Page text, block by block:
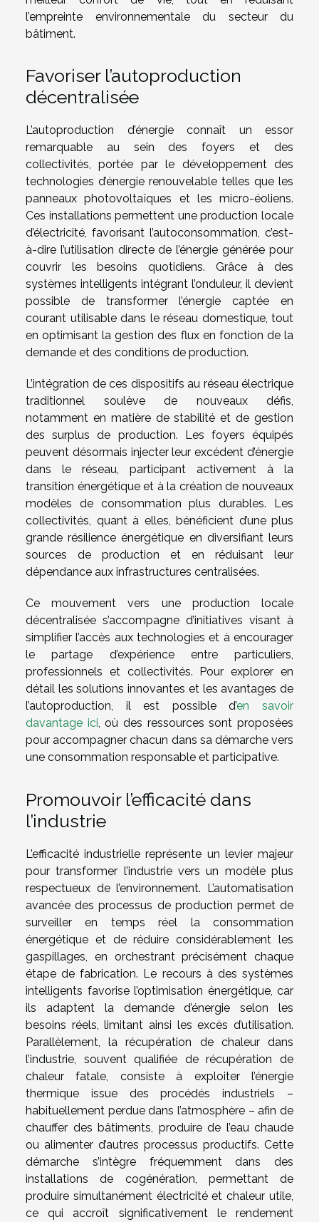
l’empreinte environnementale du secteur du
bâtiment.
Favoriser l’autoproduction
décentralisée
L’autoproduction d’énergie connaît un essor
remarquable au sein des foyers et des
collectivités, portée par le développement des
technologies d’énergie renouvelable telles que les
panneaux photovoltaïques et les micro-éoliens.
Ces installations permettent une production locale
d’électricité, favorisant l’autoconsommation, c’est-
à-dire l’utilisation directe de l’énergie générée pour
couvrir les besoins quotidiens. Grâce à des
systèmes intelligents intégrant l’onduleur, il devient
possible de transformer l’énergie captée en
courant utilisable dans le réseau domestique, tout
en optimisant la gestion des flux en fonction de la
demande et des conditions de production.
L’intégration de ces dispositifs au réseau électrique
traditionnel soulève de nouveaux défis,
notamment en matière de stabilité et de gestion
des surplus de production. Les foyers équipés
peuvent désormais injecter leur excédent d’énergie
dans le réseau, participant activement à la
transition énergétique et à la création de nouveaux
modèles de consommation plus durables. Les
collectivités, quant à elles, bénéficient d’une plus
grande résilience énergétique en diversifiant leurs
sources de production et en réduisant leur
dépendance aux infrastructures centralisées.
Ce mouvement vers une production locale
décentralisée s’accompagne d’initiatives visant à
simplifier l’accès aux technologies et à encourager
le partage d’expérience entre particuliers,
professionnels et collectivités. Pour explorer en
détail les solutions innovantes et les avantages de
l’autoproduction, il est possible d’en savoir
davantage ici, où des ressources sont proposées
pour accompagner chacun dans sa démarche vers
une consommation responsable et participative.
Promouvoir l’efficacité dans
l’industrie
L’efficacité industrielle représente un levier majeur
pour transformer l’industrie vers un modèle plus
respectueux de l’environnement. L’automatisation
avancée des processus de production permet de
surveiller en temps réel la consommation
énergétique et de réduire considérablement les
gaspillages, en orchestrant précisément chaque
étape de fabrication. Le recours à des systèmes
intelligents favorise l’optimisation énergétique, car
ils adaptent la demande d’énergie selon les
besoins réels, limitant ainsi les excès d’utilisation.
Parallèlement, la récupération de chaleur dans
l’industrie, souvent qualifiée de récupération de
chaleur fatale, consiste à exploiter l’énergie
thermique issue des procédés industriels –
habituellement perdue dans l’atmosphère – afin de
chauffer des bâtiments, produire de l’eau chaude
ou alimenter d’autres processus productifs. Cette
démarche s’intègre fréquemment dans des
installations de cogénération, permettant de
produire simultanément électricité et chaleur utile,
ce qui accroît significativement le rendement